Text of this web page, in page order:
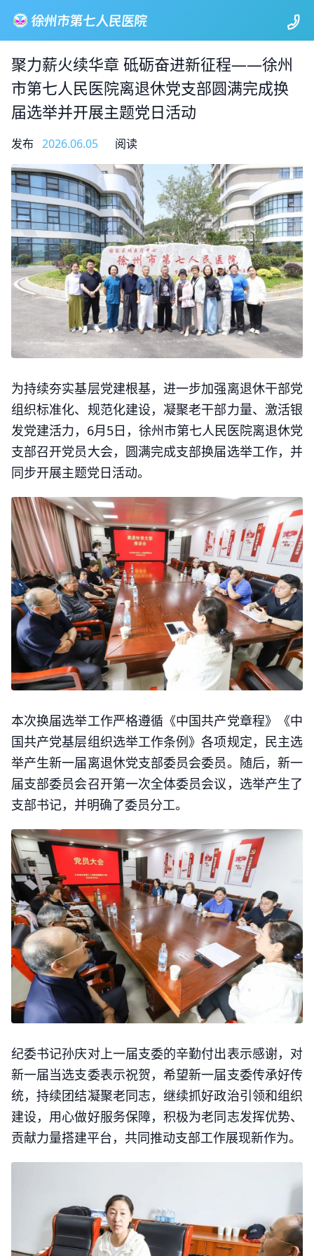
聚力薪火续华章 砥砺奋进新征程——徐州
市第七人民医院离退休党支部圆满完成换
届选举并开展主题党日活动
发布 2026.06.05 阅读
为持续夯实基层党建根基，进一步加强离退休干部党
组织标准化、规范化建设，凝聚老干部力量、激活银
发党建活力，6月5日，徐州市第七人民医院离退休党
支部召开党员大会，圆满完成支部换届选举工作，并
同步开展主题党日活动。
本次换届选举工作严格遵循《中国共产党章程》《中
国共产党基层组织选举工作条例》各项规定，民主选
举产生新一届离退休党支部委员会委员。随后，新一
届支部委员会召开第一次全体委员会议，选举产生了
支部书记，并明确了委员分工。
纪委书记孙庆对上一届支委的辛勤付出表示感谢，对
新一届当选支委表示祝贺，希望新一届支委传承好传
统，持续团结凝聚老同志，继续抓好政治引领和组织
建设，用心做好服务保障，积极为老同志发挥优势、
贡献力量搭建平台，共同推动支部工作展现新作为。